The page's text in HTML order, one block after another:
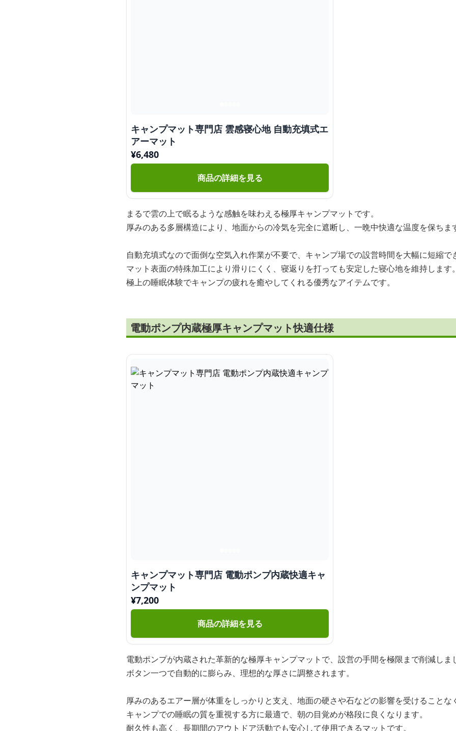
キャンプマット専門店 雲感寝心地 自動充填式エ
アーマット
¥6,480
商品の詳細を見る
まるで雲の上で眠るような感触を味わえる極厚キャンプマットです。
厚みのある多層構造により、地面からの冷気を完全に遮断し、一晩中快適な温度を保ちま
自動充填式なので面倒な空気入れ作業が不要で、キャンプ場での設営時間を大幅に短縮で
マット表面の特殊加工により滑りにくく、寝返りを打っても安定した寝心地を維持します。
極上の睡眠体験でキャンプの疲れを癒やしてくれる優秀なアイテムです。
電動ポンプ内蔵極厚キャンプマット快適仕様
キャンプマット専門店 電動ポンプ内蔵快適キャ
ンプマット
¥7,200
商品の詳細を見る
電動ポンプが内蔵された革新的な極厚キャンプマットで、設営の手間を極限まで削減しま
ボタン一つで自動的に膨らみ、理想的な厚さに調整されます。
厚みのあるエアー層が体重をしっかりと支え、地面の硬さや石などの影響を受けることな
キャンプでの睡眠の質を重視する方に最適で、朝の目覚めが格段に良くなります。
耐久性も高く、長期間のアウトドア活動でも安心して使用できるマットです。